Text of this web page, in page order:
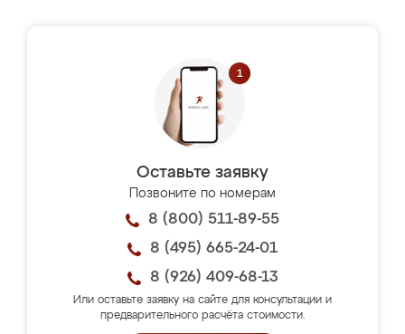
Оставьте заявку
Позвоните по номерам
8 (800) 511-89-55
8 (495) 665-24-01
8 (926) 409-68-13
Или оставьте заявку на сайте для консультации и
предварительного расчёта стоимости.